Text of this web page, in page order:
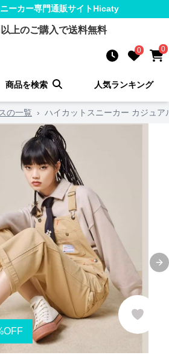
ーカー専門通販サイトHicaty
上のご購入で送料無料
0 0
商品を検索 人気ランキング
の一覧 › ハイカットスニーカー カジュ